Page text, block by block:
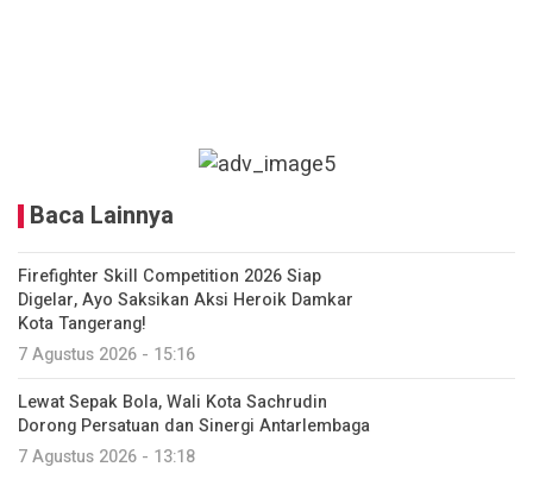
Baca Lainnya
Firefighter Skill Competition 2026 Siap
Digelar, Ayo Saksikan Aksi Heroik Damkar
Kota Tangerang!
7 Agustus 2026 - 15:16
Lewat Sepak Bola, Wali Kota Sachrudin
Dorong Persatuan dan Sinergi Antarlembaga
7 Agustus 2026 - 13:18